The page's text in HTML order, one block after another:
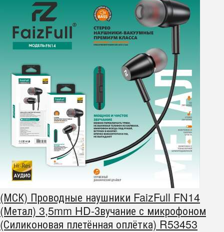
(МСК) Проводные наушники FaizFull FN14
(Метал) 3,5mm HD-Звучание с микрофоном
(Силиконовая плетённая оплётка) R53453